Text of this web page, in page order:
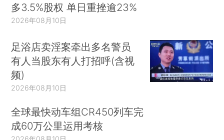
多3.5%股权 单日重挫逾23%
2026年08月10日
足浴店卖淫案牵出多名警员
有人当股东有人打招呼(含视
频)
2026年08月10日
全球最快动车组CR450列车完
成60万公里运用考核